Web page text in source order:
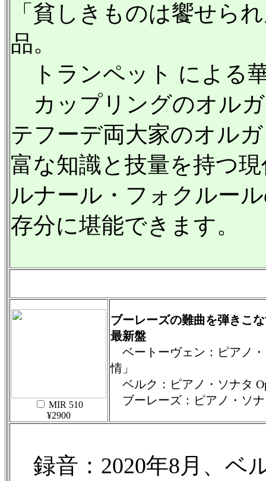
「貧しきものは饗せら
品。
トランペット による
カップリングのオル
テフーデ両大家のオル
富な知識と技量を持つ
ルナール・フォクルー
存分に堪能できます。
MIR 510
¥2900
ブーレーズの難曲を弾きこ
最新盤
ベートーヴェン：ピアノ・
情」
ベルク：ピアノ・ソナタ
ブーレーズ：ピアノ・ソナ
録音：2020年8月、ベ